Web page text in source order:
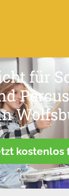
für
kostenlos